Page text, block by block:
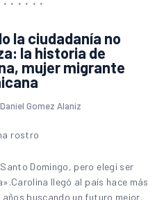
la ciudadanía no
la historia de
mujer migrante
Gomez Alaniz
Domingo, pero elegí ser
llegó al país hace más
años buscando un futuro mejor.